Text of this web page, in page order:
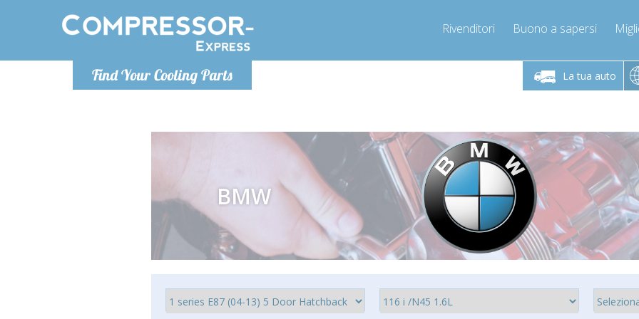
Find Your Cooling Parts
Rivenditori Buono a sapersi
La tua auto
Lunedì-Venerdì 9-12 / 14-17
Chiamaci!
+393278892946
Lunedì-
BMW